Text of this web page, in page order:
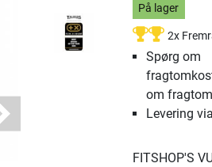
Next
På lager
2x
Spørg om
om
Levering
FITSHOP'S